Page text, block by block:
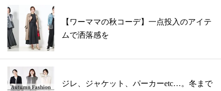
【ワーママの秋コーデ】一点投入のアイテ
ムで洒落感を
ジレ、ジャケット、パーカーetc…。冬まで